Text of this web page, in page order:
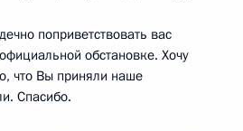
поприветствовать вас
обстановке. Хочу
что Вы приняли наше
Спасибо.